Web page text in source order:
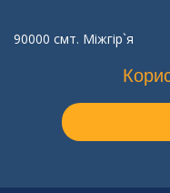
90000 смт. Міжгір`я